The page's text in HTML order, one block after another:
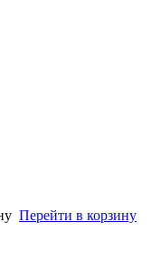
Перейти в корзину